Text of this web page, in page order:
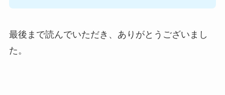
最後まで読んでいただき、ありがとうございまし
た。